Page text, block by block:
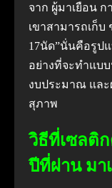
จาก ผู้มาเยือน
เขาสามารถเก็
17นัด”นั่นคือรูป
อย่างที่จะทําแบ
งบประมาณ แล
สุภาพ
วิธีที่เซลติ
ปีที่ผ่าน มา